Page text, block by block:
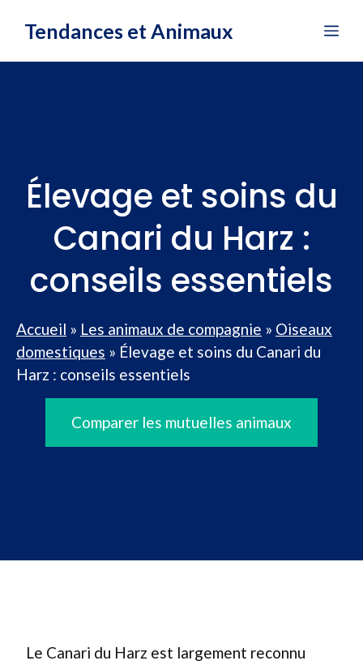
Tendances et Animaux
Élevage et soins du
Canari du Harz :
conseils essentiels
Accueil » Les animaux de compagnie » Oiseaux
domestiques » Élevage et soins du Canari du
Harz : conseils essentiels
Comparer les mutuelles animaux
Le Canari du Harz est largement reconnu